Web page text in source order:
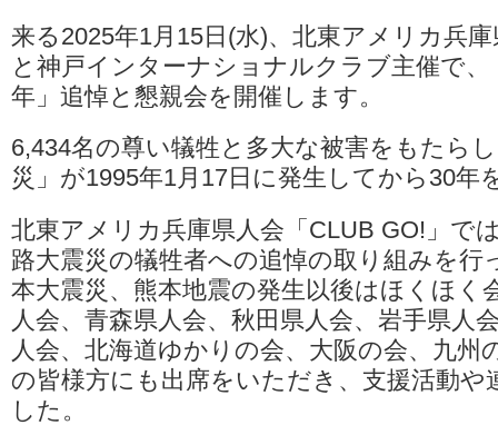
来る2025年1月15日(水)、北東アメリカ兵
と神戸インターナショナルクラブ主催で、
年」追悼と懇親会を開催します。
6,434名の尊い犠牲と多大な被害をもたら
災」が1995年1月17日に発生してから30年
北東アメリカ兵庫県人会「CLUB GO!」で
路大震災の犠牲者への追悼の取り組みを行
本大震災、熊本地震の発生以後はほくほく
人会、青森県人会、秋田県人会、岩手県人
人会、北海道ゆかりの会、大阪の会、九州
の皆様方にも出席をいただき、支援活動
した。